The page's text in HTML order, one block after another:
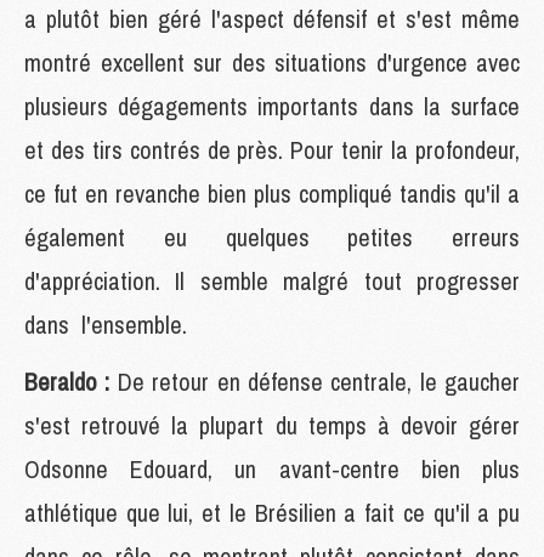
a plutôt bien géré l'aspect défensif et s'est même
montré excellent sur des situations d'urgence avec
plusieurs dégagements importants dans la surface
et des tirs contrés de près. Pour tenir la profondeur,
ce fut en revanche bien plus compliqué tandis qu'il a
également eu quelques petites erreurs
d'appréciation. Il semble malgré tout progresser
dans l'ensemble.
Beraldo : De retour en défense centrale, le gaucher
s'est retrouvé la plupart du temps à devoir gérer
Odsonne Edouard, un avant-centre bien plus
athlétique que lui, et le Brésilien a fait ce qu'il a pu